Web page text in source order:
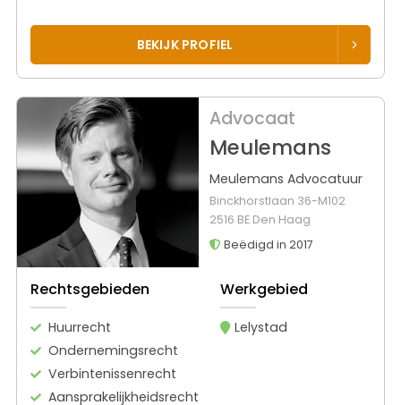
BEKIJK PROFIEL
Advocaat
Meulemans
Meulemans Advocatuur
Binckhorstlaan 36-M102
2516 BE Den Haag
Beëdigd in 2017
Rechtsgebieden
Huurrecht
Ondernemingsrecht
Verbintenissenrecht
Aansprakelijkheidsrecht
Werkgebied
Lelystad